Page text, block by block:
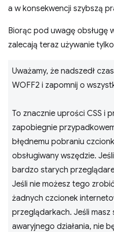
a w konsekwencji szybszą
Biorąc pod uwagę obsługę
zalecają teraz używanie
Uważamy, że nadszedł
WOFF2 i zapomnij o
To znacznie uprości CSS i
zapobiegnie
błędnemu pobraniu
obsługiwany wszędzie.
bardzo starych
Jeśli nie możesz tego
żadnych czcionek
przeglądarkach. Jeśli
awaryjnego działania, nie